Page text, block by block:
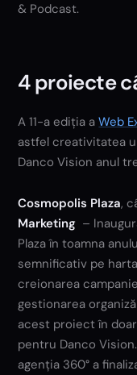
& Podcast.
4 proiecte
A 11-a ediția aWeb
astfel creativitatea
Danco Vision anul
Cosmopolis Plaza,
Marketing –
Plaza în toamna
semnificativ pe
creionarea
gestionarea
acest proiect în
pentru Danco
agenția 360° a